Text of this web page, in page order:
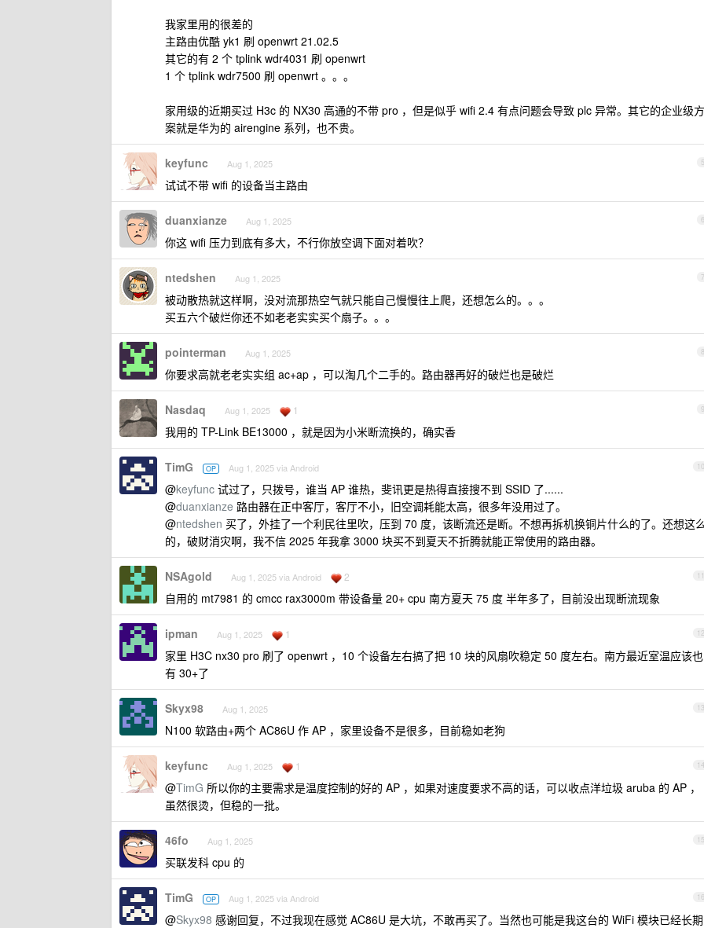
我家里用的很差的
主路由优酷 yk1 刷 openwrt 21.02.5
其它的有 2 个 tplink wdr4031 刷 openwrt
1 个 tplink wdr7500 刷 openwrt 。。。
家用级的近期买过 H3c 的 NX30 高通的不带 pro ，但是似乎 wifi 2.4 有点问题会导致 plc 异常。其它的企业级方
案就是华为的 airengine 系列，也不贵。
5
keyfunc Aug 1, 2025
试试不带 wifi 的设备当主路由
6
duanxianze Aug 1, 2025
你这 wifi 压力到底有多大，不行你放空调下面对着吹？
7
ntedshen Aug 1, 2025
被动散热就这样啊，没对流那热空气就只能自己慢慢往上爬，还想怎么的。。。
买五六个破烂你还不如老老实实买个扇子。。。
8
pointerman Aug 1, 2025
你要求高就老老实实组 ac+ap ，可以淘几个二手的。路由器再好的破烂也是破烂
9
Nasdaq Aug 1, 2025 1
我用的 TP-Link BE13000 ，就是因为小米断流换的，确实香
10
TimG OP Aug 1, 2025 via Android
@keyfunc 试过了，只拨号，谁当 AP 谁热，斐讯更是热得直接搜不到 SSID 了......
@duanxianze 路由器在正中客厅，客厅不小，旧空调耗能太高，很多年没用过了。
@ntedshen 买了，外挂了一个利民往里吹，压到 70 度，该断流还是断。不想再拆机换铜片什么的了。还想这
的，破财消灾啊，我不信 2025 年我拿 3000 块买不到夏天不折腾就能正常使用的路由器。
11
NSAgold Aug 1, 2025 via Android 2
自用的 mt7981 的 cmcc rax3000m 带设备量 20+ cpu 南方夏天 75 度 半年多了，目前没出现断流现象
12
ipman Aug 1, 2025 1
家里 H3C nx30 pro 刷了 openwrt ，10 个设备左右搞了把 10 块的风扇吹稳定 50 度左右。南方最近室温应该也
有 30+了
13
Skyx98 Aug 1, 2025
N100 软路由+两个 AC86U 作 AP ，家里设备不是很多，目前稳如老狗
14
keyfunc Aug 1, 2025 1
@TimG 所以你的主要需求是温度控制的好的 AP ，如果对速度要求不高的话，可以收点洋垃圾 aruba 的 AP ，
虽然很烫，但稳的一批。
15
46fo Aug 1, 2025
买联发科 cpu 的
16
TimG OP Aug 1, 2025 via Android
@Skyx98 感谢回复，不过我现在感觉 AC86U 是大坑，不敢再买了。当然也可能是我这台的 WiFi 模块已经长期